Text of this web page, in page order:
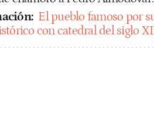
El pueblo famoso por
con catedral del siglo